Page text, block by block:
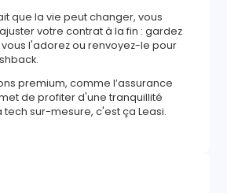
que la vie peut changer, vous
votre contrat à la fin : gardez
l'adorez ou renvoyez-le pour
premium, comme l’assurance
de profiter d'une tranquillité
tech sur-mesure, c'est ça Leasi.